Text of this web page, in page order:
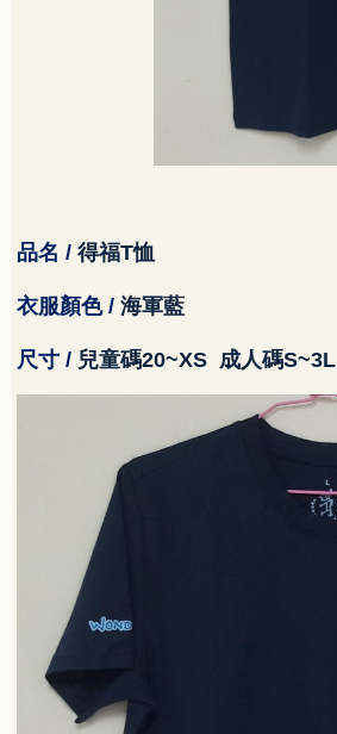
品名 / 得福T恤
衣服顏色 / 海軍藍
尺寸 / 兒童碼20~XS 成人碼S~3L